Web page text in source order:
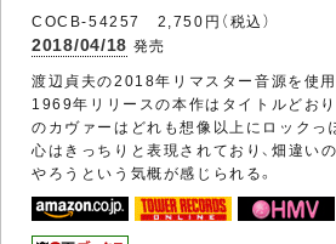
COCB-54257 2,750円（税込）
2018/04/18 発売
渡辺貞夫の2018年リマスター音源を使用
1969年リリースの本作はタイトルどお
のカヴァーはどれも想像以上にロックっ
心はきっちりと表現されており、畑違い
やろうという気概が感じられる。